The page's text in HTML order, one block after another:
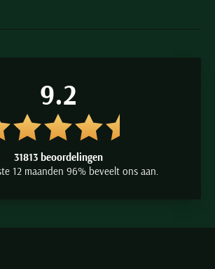
9.2
31813 beoordelingen
12 maanden 96% beveelt ons aan.